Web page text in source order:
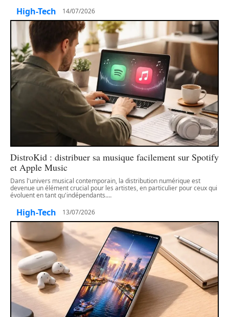
High-Tech 14/07/2026
DistroKid : distribuer sa musique facilement sur Spotify
et Apple Music
Dans l'univers musical contemporain, la distribution numérique est
devenue un élément crucial pour les artistes, en particulier pour ceux qui
évoluent en tant qu'indépendants.…
High-Tech 13/07/2026